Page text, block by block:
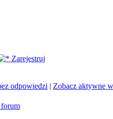
Zarejestruj
odpowiedzi | Zobacz aktywne
forum